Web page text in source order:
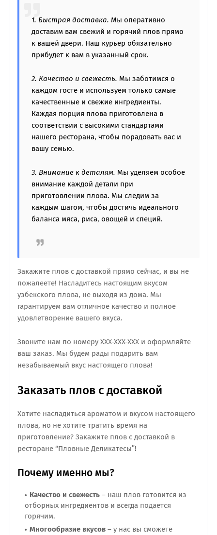
1. Быстрая доставка. Мы оперативно
доставим вам свежий и горячий плов прямо
к вашей двери. Наш курьер обязательно
прибудет к вам в указанный срок.
2. Качество и свежесть. Мы заботимся о
каждом госте и используем только самые
качественные и свежие ингредиенты.
Каждая порция плова приготовлена в
соответствии с высокими стандартами
нашего ресторана, чтобы порадовать вас и
вашу семью.
3. Внимание к деталям. Мы уделяем особое
внимание каждой детали при
приготовлении плова. Мы следим за
каждым шагом, чтобы достичь идеального
баланса мяса, риса, овощей и специй.
Закажите плов с доставкой прямо сейчас, и вы не
пожалеете! Насладитесь настоящим вкусом
узбекского плова, не выходя из дома. Мы
гарантируем вам отличное качество и полное
удовлетворение вашего вкуса.
Звоните нам по номеру XXX-XXX-XXX и оформляйте
ваш заказ. Мы будем рады подарить вам
незабываемый вкус настоящего плова!
Заказать плов с доставкой
Хотите насладиться ароматом и вкусом настоящего
плова, но не хотите тратить время на
приготовление? Закажите плов с доставкой в
ресторане “Пловные Деликатесы”!
Почему именно мы?
Качество и свежесть – наш плов готовится из
отборных ингредиентов и всегда подается
горячим.
Многообразие вкусов – у нас вы сможете